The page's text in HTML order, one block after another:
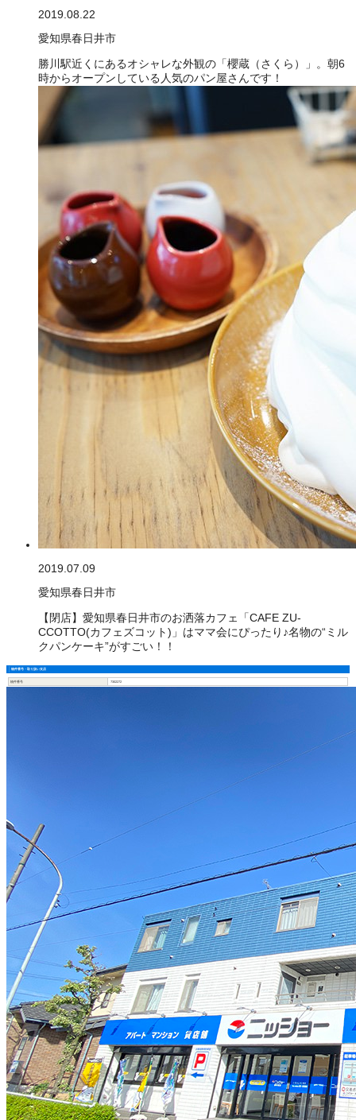
2019.08.22
愛知県春日井市
勝川駅近くにあるオシャレな外観の「櫻蔵（さくら）」。朝6
時からオープンしている人気のパン屋さんです！
2019.07.09
愛知県春日井市
【閉店】愛知県春日井市のお洒落カフェ「CAFE ZU-
CCOTTO(カフェズコット)」はママ会にぴったり♪名物の“ミル
クパンケーキ”がすごい！！
物件番号・取り扱い支店
物件番号 7302272